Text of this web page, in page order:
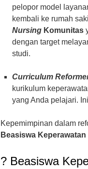
pelopor model
kembali ke rumah
Nursing Komunitas
dengan target
studi.
Curriculum
kurikulum
yang Anda pelajari.
Kepemimpinan dalam
Beasiswa
? Beasiswa